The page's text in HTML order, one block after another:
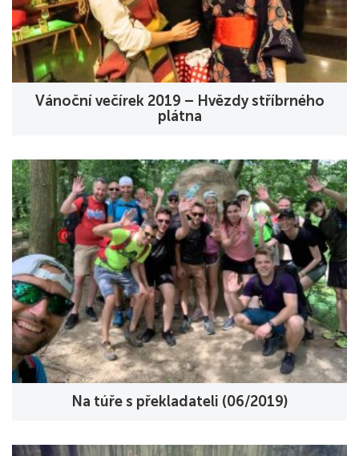
Vánoční večírek 2019 – Hvězdy stříbrného
plátna
Na túře s překladateli (06/2019)